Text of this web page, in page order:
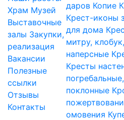
Храм Музей
Выставочные
залы Закупки,
реализация
Вакансии
Полезные
ссылки
Отзывы
Контакты
даров Копие
Крест-иконы
для дома
митру,
наперсные
Кресты
поклонные
омовения